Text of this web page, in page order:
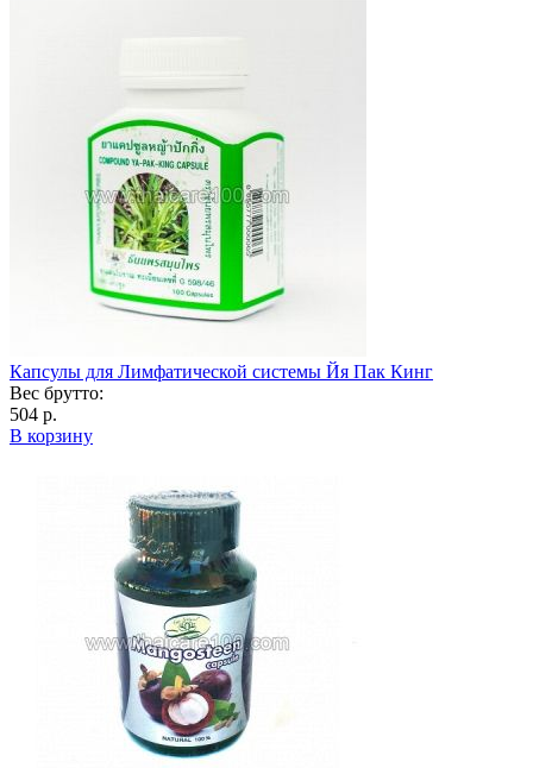
Капсулы для Лимфатической системы Йя Пак Кинг
Вес брутто:
504 р.
В корзину